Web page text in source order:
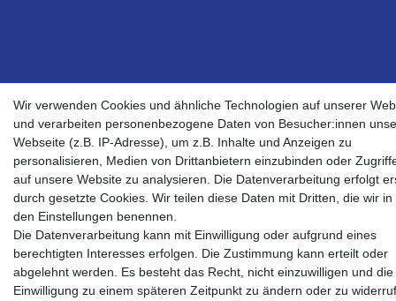
Wir verwenden Cookies und ähnliche Technologien auf unserer
und verarbeiten personenbezogene Daten von Besucher:innen
Webseite (z.B. IP-Adresse), um z.B. Inhalte und Anzeigen zu
personalisieren, Medien von Drittanbietern einzubinden oder
auf unsere Website zu analysieren. Die Datenverarbeitung erfolgt
durch gesetzte Cookies. Wir teilen diese Daten mit Dritten, die wir in
den Einstellungen benennen.
Die Datenverarbeitung kann mit Einwilligung oder aufgrund eines
berechtigten Interesses erfolgen. Die Zustimmung kann erteilt oder
abgelehnt werden. Es besteht das Recht, nicht einzuwilligen und die
Einwilligung zu einem späteren Zeitpunkt zu ändern oder zu